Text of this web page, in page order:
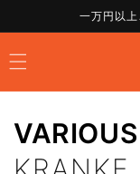
進む
一万円以上
VARIOUS